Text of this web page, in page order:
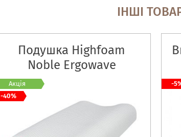
ІНШІ
Подушка Highfoam
Noble Ergowave
Акція
-40%
-